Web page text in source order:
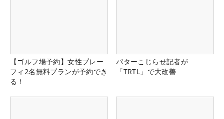
【ゴルフ場予約】女性プレー
フィ2名無料プランが予約でき
る！
パターこじらせ記者が
「TRTL」で大改善